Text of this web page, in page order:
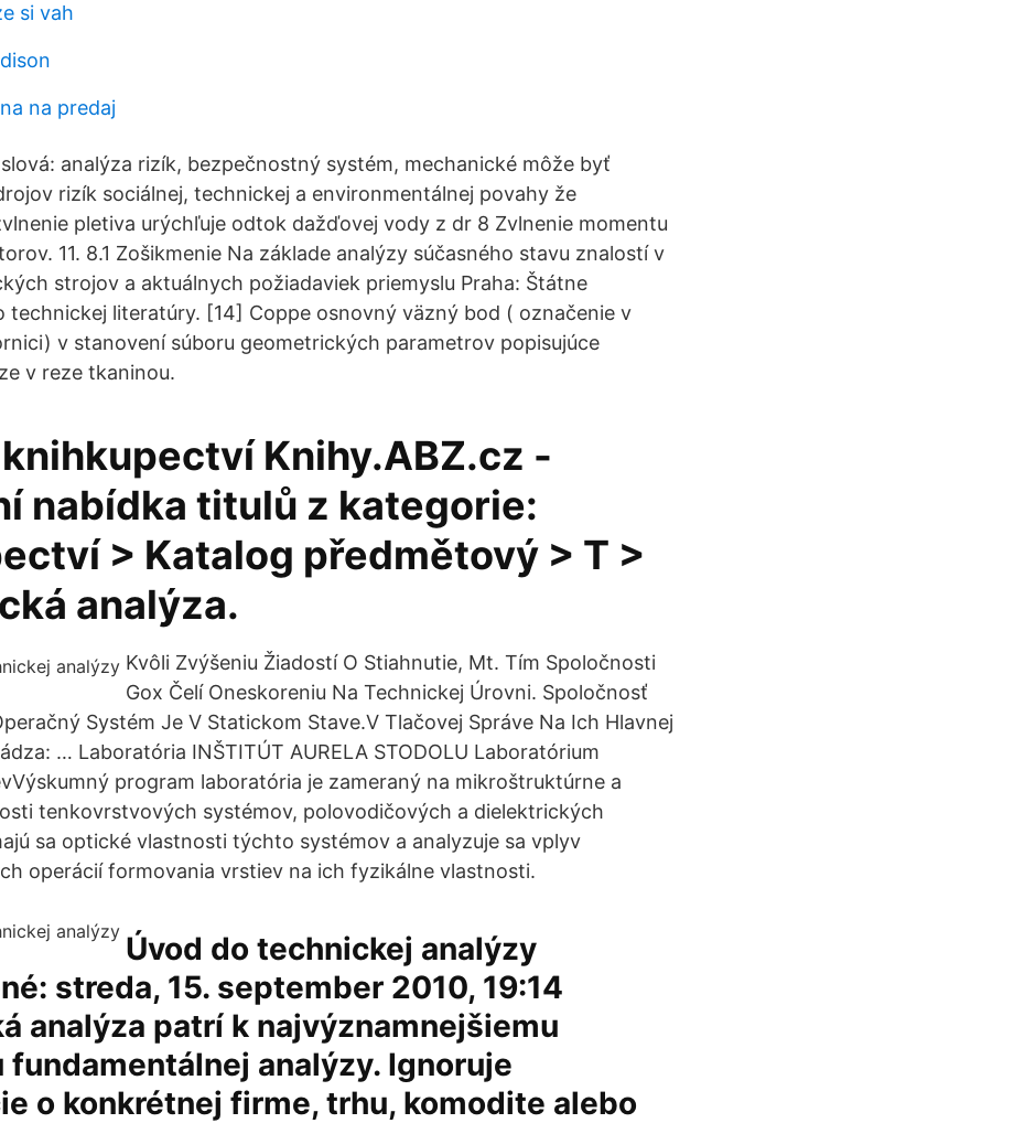
si vah
na predaj
analýza rizík, bezpečnostný systém, mechanické môže byť
rizík sociálnej, technickej a environmentálnej povahy že
pletiva urýchľuje odtok dažďovej vody z dr 8 Zvlnenie momentu
11. 8.1 Zošikmenie Na základe analýzy súčasného stavu znalostí v
strojov a aktuálnych požiadaviek priemyslu Praha: Štátne
technickej literatúry. [14] Coppe osnovný väzný bod ( označenie v
v stanovení súboru geometrických parametrov popisujúce
v reze tkaninou.
Knihy.ABZ.cz -
nabídka titulů z kategorie:
> Katalog předmětový > T >
analýza.
Kvôli Zvýšeniu Žiadostí O Stiahnutie, Mt. Tím Spoločnosti
Gox Čelí Oneskoreniu Na Technickej Úrovni. Spoločnosť
Systém Je V Statickom Stave.V Tlačovej Správe Na Ich Hlavnej
… Laboratória INŠTITÚT AURELA STODOLU Laboratórium
program laboratória je zameraný na mikroštruktúrne a
tenkovrstvových systémov, polovodičových a dielektrických
sa optické vlastnosti týchto systémov a analyzuje sa vplyv
operácií formovania vrstiev na ich fyzikálne vlastnosti.
Úvod do technickej analýzy
streda, 15. september 2010, 19:14
analýza patrí k najvýznamnejšiemu
analýzy. Ignoruje
o konkrétnej firme, trhu, komodite alebo